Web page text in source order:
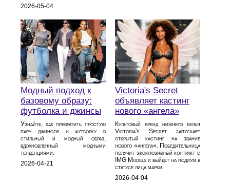
2026-05-04
Модный подход к
базовому образу:
футболка и джинсы
Узнайте, как превратить простую
пару джинсов и футболку в
стильный и модный образ,
вдохновленный модными
тенденциями.
2026-04-21
Victoria's Secret
объявляет кастинг
нового «ангела»
Культовый бренд нижнего белья
Victoria's Secret запускает
открытый кастинг на звание
нового «ангела». Победительница
получит эксклюзивный контракт с
IMG Models и выйдет на подиум в
статусе лица марки.
2026-04-04